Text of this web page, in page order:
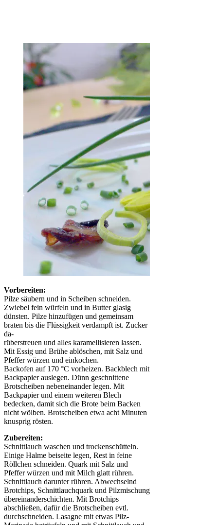
Vorbereiten:
Pilze säubern und in Scheiben schneiden.
Zwiebel fein würfeln und in Butter glasig
dünsten. Pilze hinzufügen und gemeinsam
braten bis die Flüssigkeit verdampft ist. Zucker
da-
rüberstreuen und alles karamellisieren lassen.
Mit Essig und Brühe ablöschen, mit Salz und
Pfeffer würzen und einkochen.
Backofen auf 170 °C vorheizen. Backblech mit
Backpapier auslegen. Dünn geschnittene
Brotscheiben nebeneinander legen. Mit
Backpapier und einem weiteren Blech
bedecken, damit sich die Brote beim Backen
nicht wölben. Brotscheiben etwa acht Minuten
knusprig rösten.
Zubereiten:
Schnittlauch waschen und trockenschütteln.
Einige Halme beiseite legen, Rest in feine
Röllchen schneiden. Quark mit Salz und
Pfeffer würzen und mit Milch glatt rühren.
Schnittlauch darunter rühren. Abwechselnd
Brotchips, Schnittlauchquark und Pilzmischung
übereinanderschichten. Mit Brotchips
abschließen, dafür die Brotscheiben evtl.
durchschneiden. Lasagne mit etwas Pilz-